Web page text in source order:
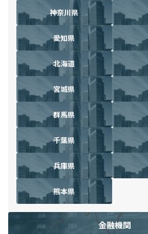
神奈川県
愛知県
北海道
宮城県
群馬県
千葉県
兵庫県
熊本県
金融機関